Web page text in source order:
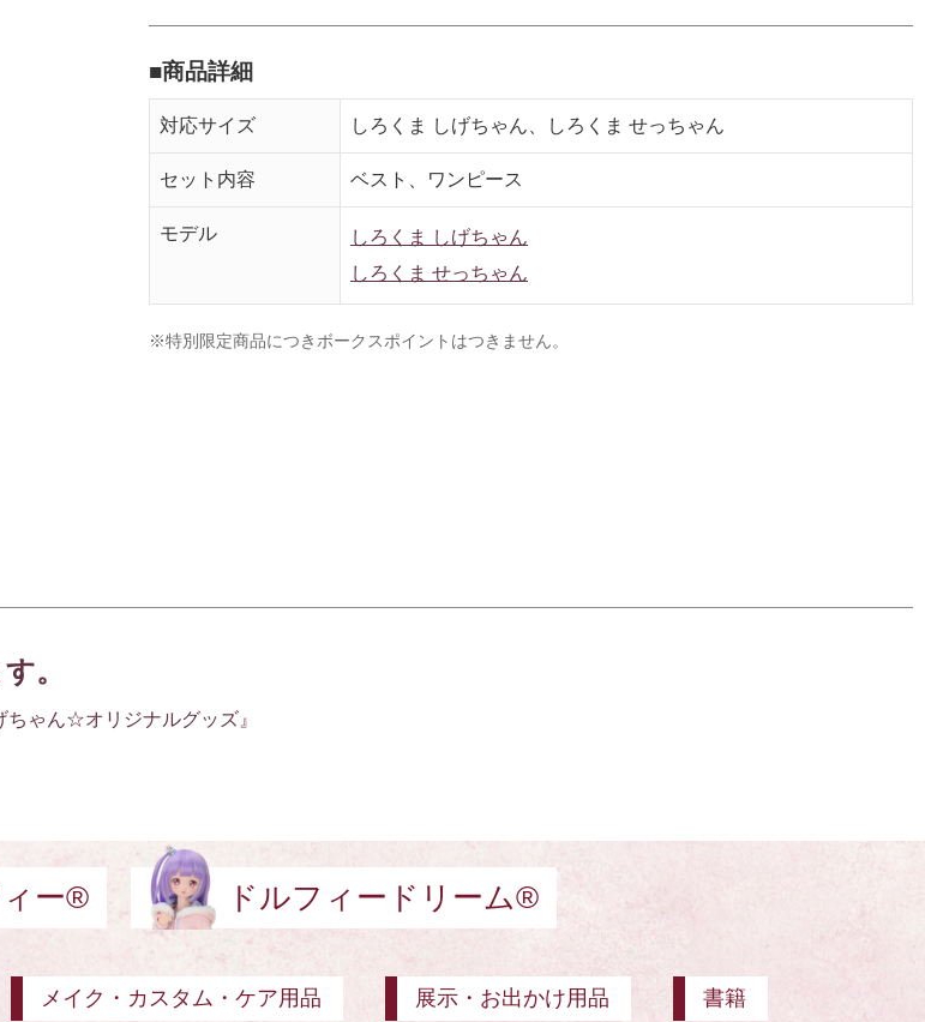
■商品詳細
対応サイズ しろくま しげちゃん、しろくま せっちゃん
セット内容 ベスト、ワンピース
モデル
しろくま しげちゃん
しろくま せっちゃん
※特別限定商品につきボークスポイントはつきません。
。
ゃん☆オリジナルグッズ』
ー® ドルフィードリーム®
メイク・カスタム・ケア用品 展示・お出かけ用品 書籍